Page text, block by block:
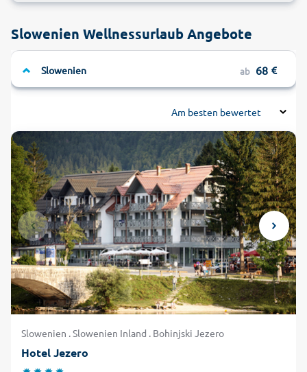
Slowenien Wellnessurlaub Angebote
Slowenien ab 68
Am besten bewertet
Slowenien . Slowenien Inland . Bohinjski Jezero
Hotel Jezero